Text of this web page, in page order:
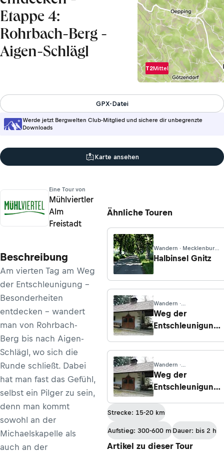
Etappe 4:
Rohrbach-Berg -
Aigen-Schlägl
T2Mittel
Werde jetzt Bergwelten Club-Mitglied und sichere dir unbegrenzte
Downloads
GPX-Datei
Karte ansehen
Eine Tour von
Mühlviertler
Alm
Freistadt
Beschreibung
Am vierten Tag am Weg
der Entschleunigung -
Besonderheiten
entdecken - wandert
man von Rohrbach-
Berg bis nach Aigen-
Schlägl, wo sich die
Runde schließt. Dabei
hat man fast das Gefühl,
selbst ein Pilger zu sein,
denn man kommt
sowohl an der
Michaelskapelle als
auch an der
Ähnliche Touren
Wandern · Mecklenburg-
Vorpommern
Halbinsel Gnitz
Wandern ·
Oberösterreich
Weg der
Entschleunigung
Energie tanken -
Etappe 5:
Peilstein -
Kohlstatt
Wandern ·
Oberösterreich
Weg der
Entschleunigung
Etappe 5:
Peilstein -
Kohlstatt
Strecke: 15-20 km
Aufstieg: 300-600 m Dauer: bis 2 h
Artikel zu dieser Tour